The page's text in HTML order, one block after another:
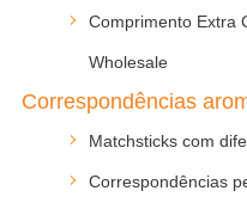
Comprimento Extra
Wholesale
Correspondências
Matchsticks com
Correspondências